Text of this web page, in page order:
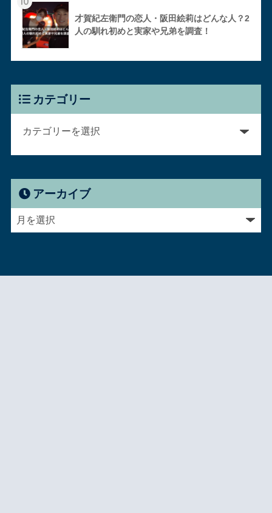
才賀紀左衛門の恋人・阪田絵莉はどんな人？2
人の馴れ初めと実家や兄弟を調査！
カテゴリー
アーカイブ